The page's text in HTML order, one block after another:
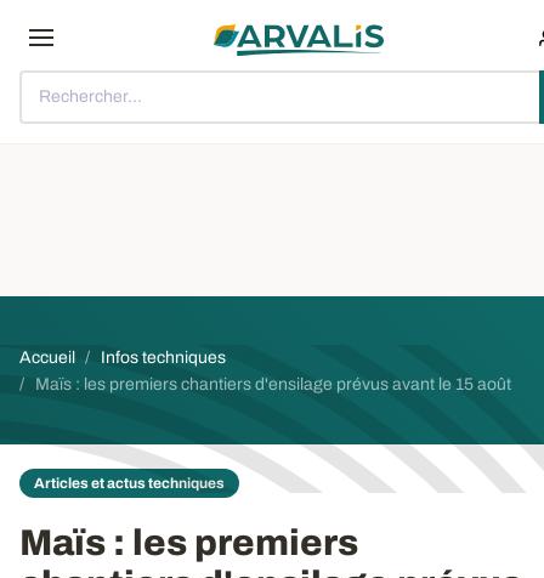
Rechercher...
Fil d'Ariane
Accueil
Infos techniques
Maïs : les premiers chantiers d'ensilage prévus avant le 15 août
Articles et actus techniques
Maïs : les premiers